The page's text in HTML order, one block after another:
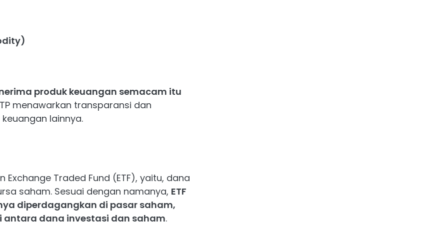
produk keuangan semacam itu
menawarkan transparansi dan
lainnya.
Exchange Traded Fund (ETF), yaitu, dana
saham. Sesuai dengan namanya, ETF
diperdagangkan di pasar saham,
dana investasi dan saham.